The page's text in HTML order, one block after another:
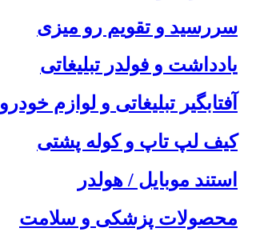
سررسید و تقویم رو میزی
یادداشت و فولدر تبلیغاتی
آفتابگیر تبلیغاتی و لوازم خودرو
کیف لپ تاپ و کوله پشتی
استند موبایل / هولدر
محصولات پزشکی و سلامت